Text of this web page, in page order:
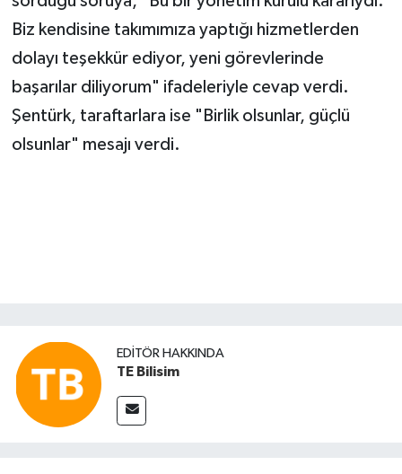
Biz kendisine takımımıza yaptığı hizmetlerden
dolayı teşekkür ediyor, yeni görevlerinde
başarılar diliyorum" ifadeleriyle cevap verdi.
Şentürk, taraftarlara ise "Birlik olsunlar, güçlü
olsunlar" mesajı verdi.
EDITÖR HAKKINDA
TE Bilisim